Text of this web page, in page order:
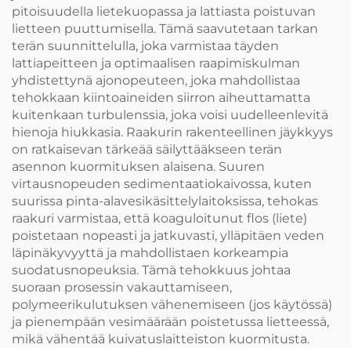
pitoisuudella lietekuopassa ja lattiasta poistuvan
lietteen puuttumisella. Tämä saavutetaan tarkan
terän suunnittelulla, joka varmistaa täyden
lattiapeitteen ja optimaalisen raapimiskulman
yhdistettynä ajonopeuteen, joka mahdollistaa
tehokkaan kiintoaineiden siirron aiheuttamatta
kuitenkaan turbulenssia, joka voisi uudelleenlevitä
hienoja hiukkasia. Raakurin rakenteellinen jäykkyys
on ratkaisevan tärkeää säilyttääkseen terän
asennon kuormituksen alaisena. Suuren
virtausnopeuden sedimentaatiokaivossa, kuten
suurissa pinta-alavesikäsittelylaitoksissa, tehokas
raakuri varmistaa, että koaguloitunut flos (liete)
poistetaan nopeasti ja jatkuvasti, ylläpitäen veden
läpinäkyvyyttä ja mahdollistaen korkeampia
suodatusnopeuksia. Tämä tehokkuus johtaa
suoraan prosessin vakauttamiseen,
polymeerikulutuksen vähenemiseen (jos käytössä)
ja pienempään vesimäärään poistetussa lietteessä,
mikä vähentää kuivatuslaitteiston kuormitusta.